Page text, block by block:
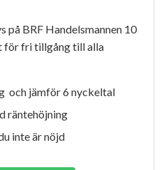
på BRF Handelsmannen 10
för fri tillgång till alla
och jämför 6 nyckeltal
räntehöjning
inte är nöjd